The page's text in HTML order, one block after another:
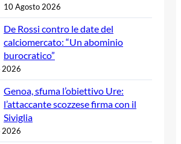
10 Agosto 2026
De Rossi contro le date del
calciomercato: “Un abominio
burocratico”
2026
Genoa, sfuma l’obiettivo Ure:
l’attaccante scozzese firma con il
Siviglia
2026